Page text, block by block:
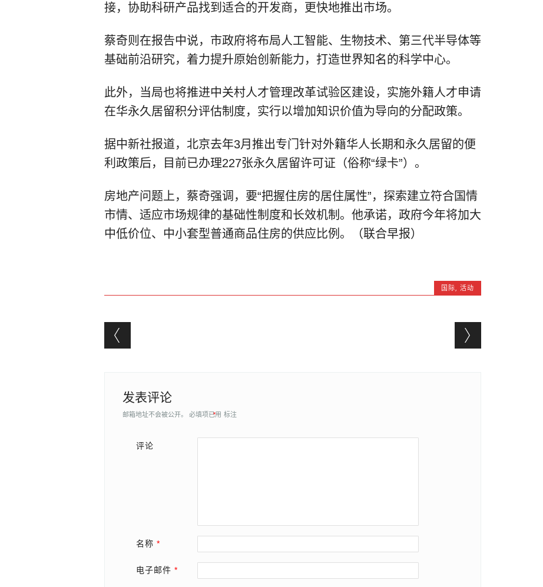
接，协助科研产品找到适合的开发商，更快地推出市场。
蔡奇则在报告中说，市政府将布局人工智能、生物技术、第三代半导体等
基础前沿研究，着力提升原始创新能力，打造世界知名的科学中心。
此外，当局也将推进中关村人才管理改革试验区建设，实施外籍人才申请
在华永久居留积分评估制度，实行以增加知识价值为导向的分配政策。
据中新社报道，北京去年3月推出专门针对外籍华人长期和永久居留的便
利政策后，目前已办理227张永久居留许可证（俗称“绿卡”）。
房地产问题上，蔡奇强调，要“把握住房的居住属性”，探索建立符合国情
市情、适应市场规律的基础性制度和长效机制。他承诺，政府今年将加大
中低价位、中小套型普通商品住房的供应比例。（联合早报）
国际 ,活动
Post navigation
发表评论
邮箱地址不会被公开。 必填项已用
* 标注
评论
名称 *
电子邮件 *